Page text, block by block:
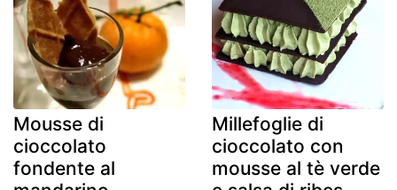
Mousse di
cioccolato
fondente al
Millefoglie di
cioccolato con
mousse al tè verde